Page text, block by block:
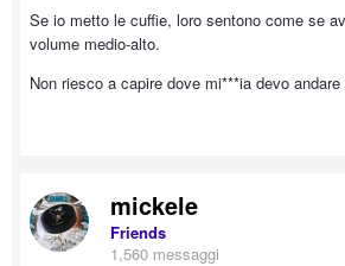
Se io metto le cuffie, loro sentono come se
volume medio-alto.
Non riesco a capire dove mi***ia devo
mickele
Friends
1,560 messaggi